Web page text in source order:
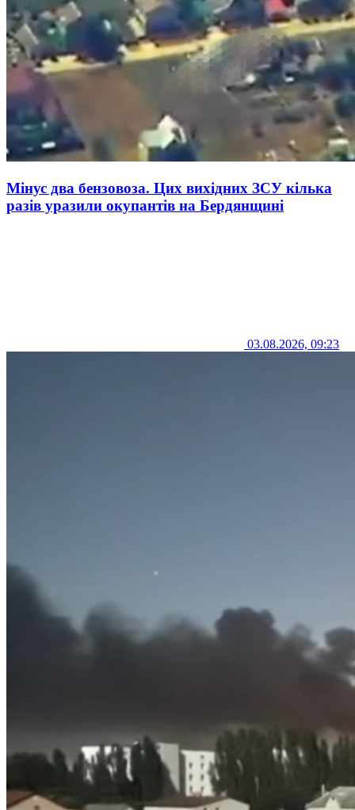
Мінус два бензовоза. Цих вихідних ЗСУ кілька
разів уразили окупантів на Бердянщині
03.08.2026, 09:23